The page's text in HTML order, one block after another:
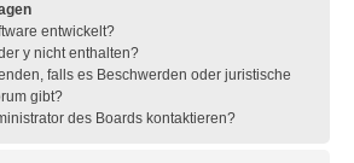
entwickelt?
y nicht enthalten?
falls es Beschwerden oder juristische
gibt?
des Boards kontaktieren?